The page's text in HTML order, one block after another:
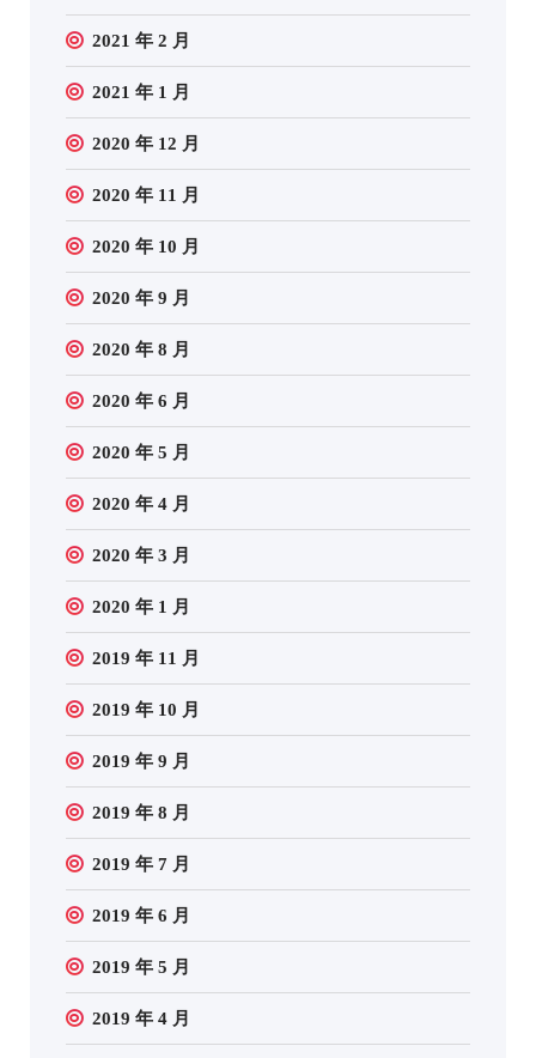
2021 年 2 月
2021 年 1 月
2020 年 12 月
2020 年 11 月
2020 年 10 月
2020 年 9 月
2020 年 8 月
2020 年 6 月
2020 年 5 月
2020 年 4 月
2020 年 3 月
2020 年 1 月
2019 年 11 月
2019 年 10 月
2019 年 9 月
2019 年 8 月
2019 年 7 月
2019 年 6 月
2019 年 5 月
2019 年 4 月